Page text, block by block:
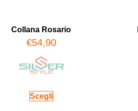
Collana Rosario
€54,90
Scegli